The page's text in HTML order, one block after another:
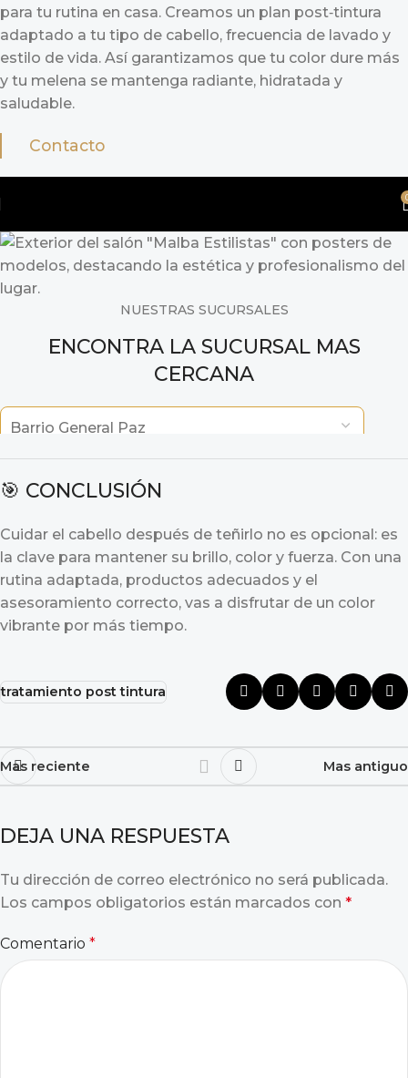
para tu rutina en casa. Creamos un plan post‑tintura
adaptado a tu tipo de cabello, frecuencia de lavado y
estilo de vida. Así garantizamos que tu color dure más
y tu melena se mantenga radiante, hidratada y
saludable.
Contacto
🎯 CONCLUSIÓN
Cuidar el cabello después de teñirlo no es opcional: es
la clave para mantener su brillo, color y fuerza. Con una
rutina adaptada, productos adecuados y el
asesoramiento correcto, vas a disfrutar de un color
vibrante por más tiempo.
tratamiento post tintura
Mas reciente Mas antiguo
DEJA UNA RESPUESTA
Tu dirección de correo electrónico no será publicada.
Los campos obligatorios están marcados con *
Comentario *